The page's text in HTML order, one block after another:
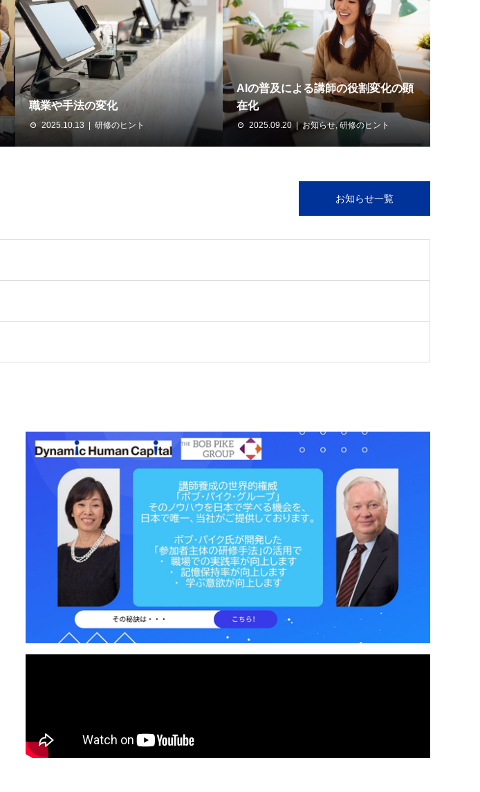
職業や手法の変化
2025.10.13 研修のヒント
AIの普及による講師の役割変化の顕
在化
2025.09.20 お知らせ,研修のヒント
お知らせ一覧